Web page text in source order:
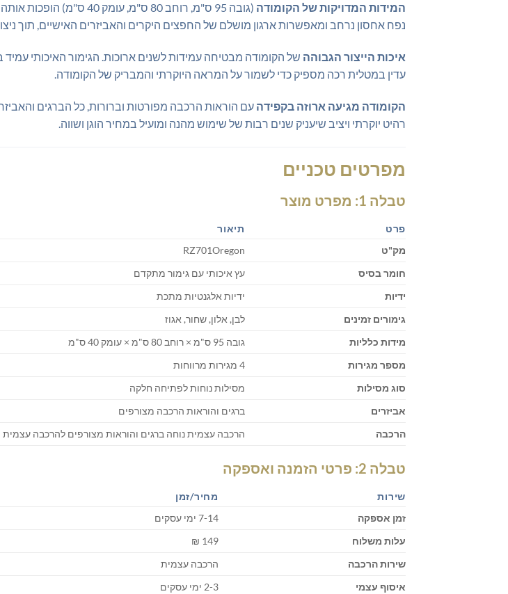
המידות המדויקות של הקומודה
(גובה 95 ס"מ, רוחב 80
נפח אחסון נרחב ומאפשרות ארגון מושלם של החפצים היקרים והאביזרים האישיים, תוך
איכות הייצור הגבוהה של הקומודה מבטיחה עמידות לשנים ארוכות. הגימור האיכותי
עדין במטלית רכה מספיק כדי לשמור על המראה היוקרתי והמבריק של הקומודה.
הקומודה מגיעה ארוזה בקפידה עם הוראות הרכבה מפורטות וברורות, כל הברגים
רהיט יוקרתי ויציב שיעניק שנים רבות של שימוש מהנה ומועיל במחיר הוגן ושווה.
מפרטים טכניים
טבלה 1: מפרט מוצר
פרט
תיאור
מק"ט
RZ701Oregon
חומר בסיס
עץ איכותי עם גימור מתקדם
ידיות
ידיות אלגנטיות מתכת
גימורים זמינים
לבן, אלון, שחור, אגוז
מידות כלליות
גובה 95 ס"מ × רוחב 80 ס"מ × עומק 40 ס"מ
מספר מגירות
4 מגירות מרווחות
סוג מסילות
מסילות נוחות לפתיחה חלקה
אביזרים
ברגים והוראות הרכבה מצורפים
הרכבה
הרכבה עצמית נוחה ברגים והוראות מצורפים להרכבה עצמית
טבלה 2: פרטי הזמנה ואספקה
שירות
מחיר/זמן
זמן אספקה
7-14 ימי עסקים
עלות משלוח
149 ₪
שירות הרכבה
הרכבה עצמית
איסוף עצמי
2-3 ימי עסקים